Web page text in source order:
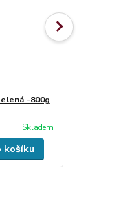
-800g
Skladem
košíku